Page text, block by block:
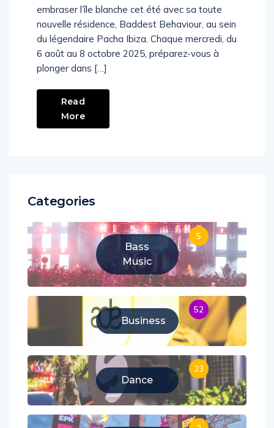
indissociable de la scène house, est prêt à
embraser l’île blanche cet été avec sa toute
nouvelle résidence, Baddest Behaviour, au sein
du légendaire Pacha Ibiza. Chaque mercredi, du
6 août au 8 octobre 2025, préparez-vous à
Read
More
Bass
Music
5
Business
52
Dance
23